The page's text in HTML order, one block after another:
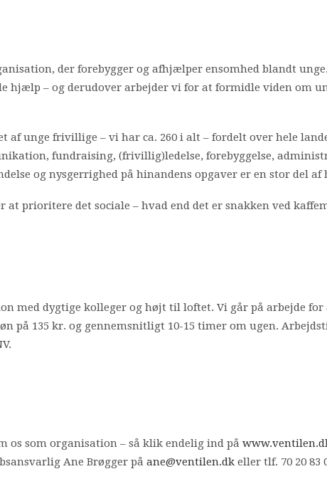
der forebygger og afhjælper ensomhed blandt
hjælp – og derudover arbejder vi for at formidle viden om
af unge frivillige – vi har ca. 260 i alt – fordelt over hele
fundraising, (frivillig)ledelse, forebyggelse,
og nysgerrighed på hinandens opgaver er en stor del af
at prioritere det sociale – hvad end det er snakken ved
med dygtige kolleger og højt til loftet. Vi går på arbejde
på 135 kr. og gennemsnitligt 10-15 timer om ugen.
os som organisation – så klik endelig ind på
Ane Brøgger på ane@ventilen.dk eller tlf. 70 20 83